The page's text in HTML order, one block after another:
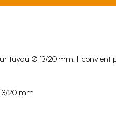
tuyau Ø 13/20 mm. Il convient
20 mm